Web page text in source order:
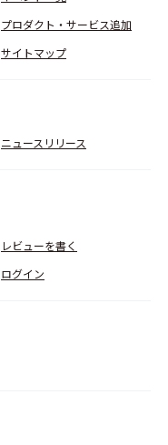
プロダクト・サービス追加
サイトマップ
ニュースリリース
レビューを書く
ログイン